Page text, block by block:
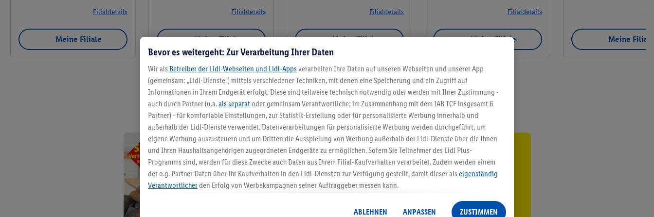
Filialdetails
Meine Filiale
Filialdetails
Meine Filiale
Filialdetails
Meine Filiale
Filialdetails
Meine Filiale Meine
Meine Filiale
5.95 € Versand sparen³²ᵃ
Jetzt zum Newsletter anmelden
Bevor es weitergeht: Zur Verarbeitung Ihrer Daten
Wir als Betreiber der Lidl-Webseiten und Lidl-Apps verarbeiten Ihre Daten auf unseren Webseiten und unserer App
(gemeinsam: „Lidl-Dienste“) mittels verschiedener Techniken, mit denen eine Speicherung und ein Zugriff auf
Informationen in Ihrem Endgerät erfolgt. Diese sind teilweise technisch notwendig oder werden mit Ihrer Zustimmung -
auch durch Partner (u.a.als separat oder gemeinsam Verantwortliche; im Zusammenhang mit dem IAB TCF insgesamt 6
Partner) - für komfortable Einstellungen, zur Statistik-Erstellung oder für personalisierte Werbung innerhalb und
außerhalb der Lidl-Dienste verwendet. Datenverarbeitungen für personalisierte Werbung werden durchgeführt, um
eigene Werbung auszusteuern und um Dritten die Ausspielung von Werbung außerhalb der Lidl-Dienste über die Ihnen
und Ihren Haushaltsangehörigen zugeordneten Endgeräte zu ermöglichen. Sofern Sie Teilnehmer des Lidl Plus-
Programms sind, werden für diese Zwecke auch Daten aus Ihrem Filial-Kaufverhalten verarbeitet. Zudem werden einem
der o.g. Partner Daten über Ihr Kaufverhalten in den Lidl-Diensten zur Verfügung gestellt, damit dieser als eigenständig
Verantwortlicherden Erfolg von Werbekampagnen seiner Auftraggeber messen kann.
angereicherten Profilen. Dies umfasst die Zusammenführung von Daten (z.B. über Ihre Nutzung der Lidl-Dienste, Ihr
ABLEHNEN ANPASSEN ZUSTIMMEN